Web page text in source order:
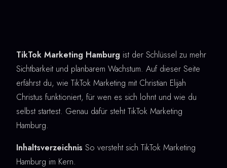
TikTok Marketing Hamburg ist der Schlüssel zu mehr
Sichtbarkeit und planbarem Wachstum. Auf dieser Seite
erfährst du, wie TikTok Marketing mit Christian Elijah
Christus funktioniert, für wen es sich lohnt und wie du
selbst startest. Genau dafür steht TikTok Marketing
Hamburg.
Inhaltsverzeichnis So versteht sich TikTok Marketing
Hamburg im Kern.